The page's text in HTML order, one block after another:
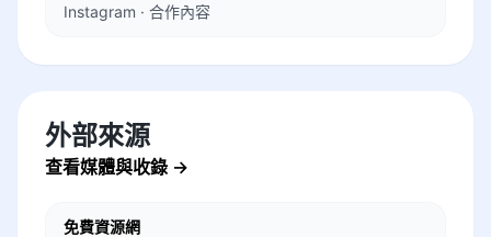
Instagram · 合作內容
外部來源
查看媒體與收錄 →
免費資源網